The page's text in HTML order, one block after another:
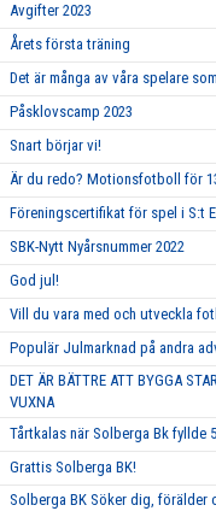
Avgifter 2023
Årets första träning
Det är många av våra spelare
Påsklovscamp 2023
Snart börjar vi!
Är du redo? Motionsfotboll för
Föreningscertifikat för spel i S:t
SBK-Nytt Nyårsnummer 2022
God jul!
Vill du vara med och utveckla
Populär Julmarknad på andra
DET ÄR BÄTTRE ATT BYGGA
VUXNA
Tårtkalas när Solberga Bk fyllde
Grattis Solberga BK!
Solberga BK Söker dig,